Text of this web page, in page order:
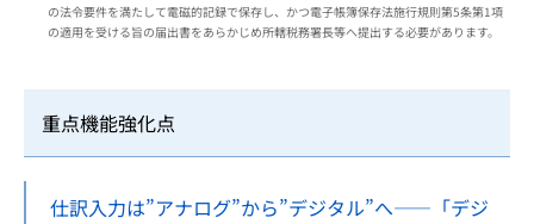
の法令要件を満たして電磁的記録で保存し、かつ電子帳簿保存法施行規則第5条第1項
の適用を受ける旨の届出書をあらかじめ所轄税務署長等へ提出する必要があります。
重点機能強化点
仕訳入力は”アナログ”から”デジタル”へ――「デジ